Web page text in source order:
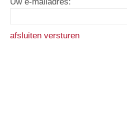
afsluiten versturen